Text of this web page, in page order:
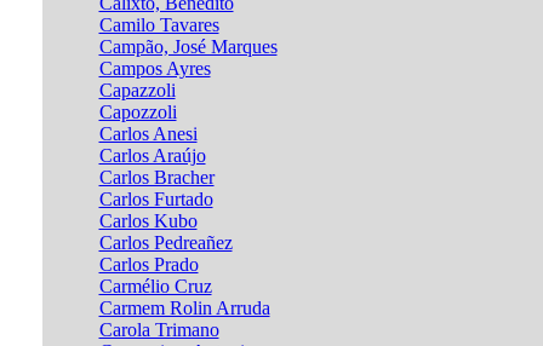
Camilo Tavares
Campão, José Marques
Campos Ayres
Capazzoli
Capozzoli
Carlos Anesi
Carlos Araújo
Carlos Bracher
Carlos Furtado
Carlos Kubo
Carlos Pedreañez
Carlos Prado
Carmélio Cruz
Carmem Rolin Arruda
Carola Trimano